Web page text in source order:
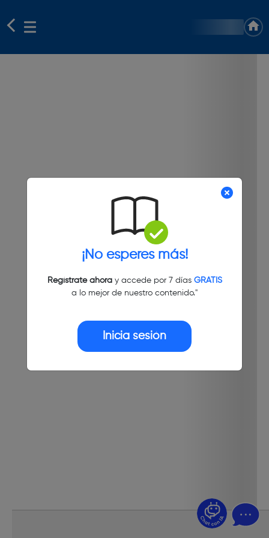
¡No esperes más!
Regístrate ahoray accede por 7 días GRATIS
a lo mejor de nuestro contenido."
Inicia sesión